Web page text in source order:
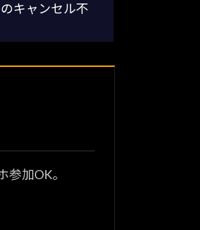
キャンセル不
加OK。